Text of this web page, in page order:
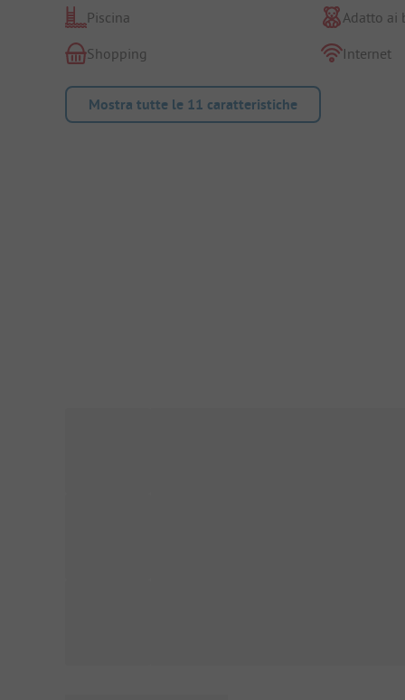
Piscina
Adatto ai
Shopping
Internet
Mostra tutte le 11 caratteristiche